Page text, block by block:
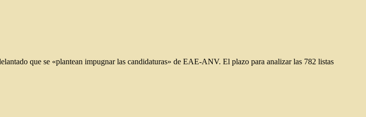
que se «plantean impugnar las candidaturas» de EAE-ANV. El plazo para analizar las 782 listas